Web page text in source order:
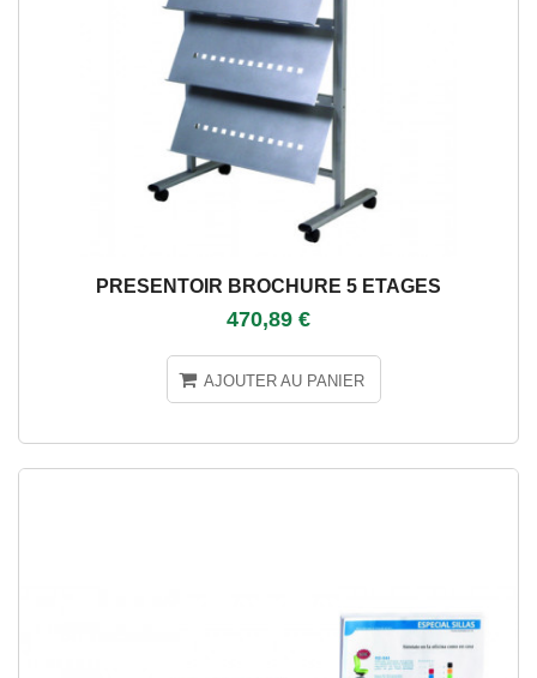
PRESENTOIR BROCHURE 5 ETAGES
470,89 €
AJOUTER AU PANIER